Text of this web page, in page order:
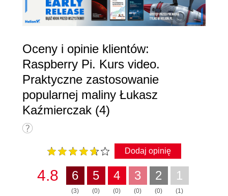
Oceny i opinie klientów:
Raspberry Pi. Kurs video.
Praktyczne zastosowanie
popularnej maliny Łukasz
Kaźmierczak (4)
Dodaj opinię
4.8 6
(3)
5
(0)
4
(0)
3
(0)
2
(0)
1
(1)